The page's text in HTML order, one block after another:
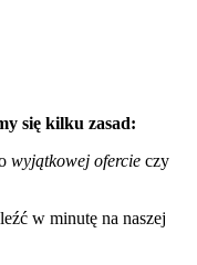
się kilku zasad:
wyjątkowej ofercie czy
w minutę na naszej